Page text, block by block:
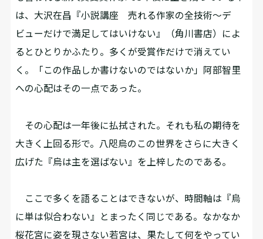
は、大沢在昌『小説講座 売れる作家の全技術～デ
ビューだけで満足してはいけない』（角川書店）によ
るとひとりかふたり。多くが受賞作だけで消えてい
く。「この作品しか書けないのではないか」阿部智里
への心配はその一点であった。
その心配は一年後に払拭された。それも私の期待を
大きく上回る形で。八咫烏のこの世界をさらに大きく
広げた『烏は主を選ばない』を上梓したのである。
ここで多くを語ることはできないが、時間軸は『烏
に単は似合わない』とまったく同じである。なかなか
桜花宮に姿を現さない若宮は、果たして何をやってい